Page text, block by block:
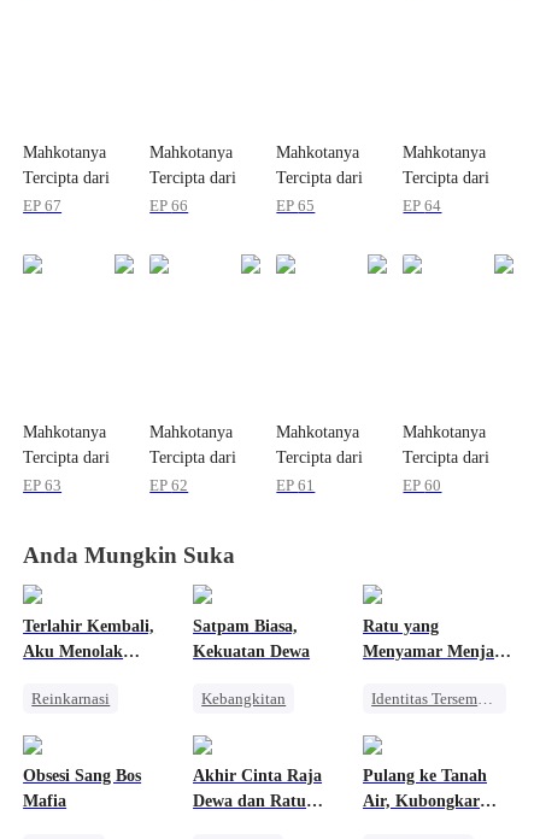
Mahkotanya
Tercipta dari
Luka
EP67
Mahkotanya
Tercipta dari
Luka
EP66
Mahkotanya
Tercipta dari
Luka
EP65
Mahkotanya
Tercipta dari
Luka
EP64
Mahkotanya
Tercipta dari
Luka
EP63
Mahkotanya
Tercipta dari
Luka
EP62
Mahkotanya
Tercipta dari
Luka
EP61
Mahkotanya
Tercipta dari
Luka
EP60
Anda Mungkin Suka
Terlahir Kembali,
Aku Menolak
Reinkarnasi
Mengejar Istri
Satpam Biasa,
Kekuatan Dewa
Kebangkitan
Ratu yang
Menyamar Menjadi
Identitas Tersembunyi
Pengkhianatan
Obsesi Sang Bos
Mafia
Akhir Cinta Raja
Dewa dan Ratu
Pulang ke Tanah
Air, Kubongkar